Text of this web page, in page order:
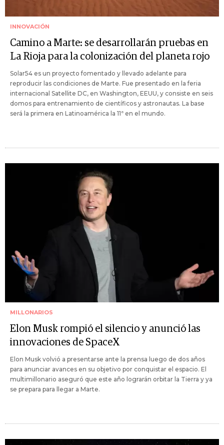
INNOVACIÓN
Camino a Marte: se desarrollarán pruebas en
La Rioja para la colonización del planeta rojo
Solar54 es un proyecto fomentado y llevado adelante para
reproducir las condiciones de Marte. Fue presentado en la feria
internacional Satellite DC, en Washington, EEUU, y consiste en seis
domos para entrenamiento de científicos y astronautas. La base
será la primera en Latinoamérica la 11ª en el mundo.
MILLONARIOS
Elon Musk rompió el silencio y anunció las
innovaciones de SpaceX
Elon Musk volvió a presentarse ante la prensa luego de dos años
para anunciar avances en su objetivo por conquistar el espacio. El
multimillonario aseguró que este año lograrán orbitar la Tierra y ya
se prepara para llegar a Marte.